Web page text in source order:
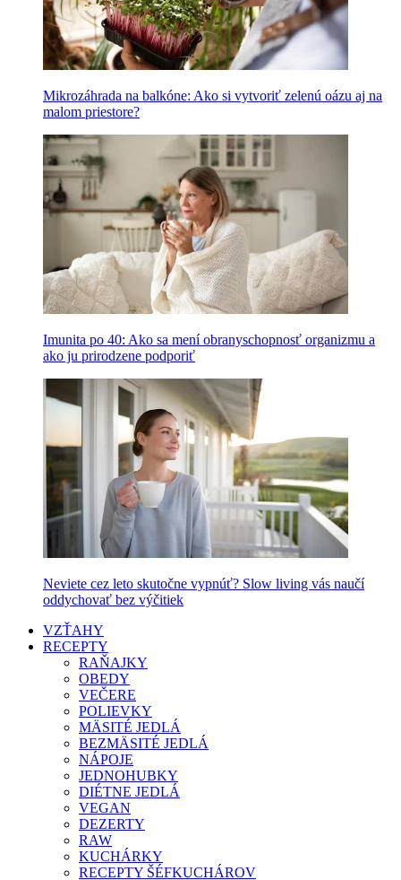
Mikrozáhrada na balkóne: Ako si vytvoriť zelenú oázu aj na
malom priestore?
Imunita po 40: Ako sa mení obranyschopnosť organizmu a
ako ju prirodzene podporiť
Neviete cez leto skutočne vypnúť? Slow living vás naučí
oddychovať bez výčitiek
VZŤAHY
RECEPTY
RAŇAJKY
OBEDY
VEČERE
POLIEVKY
MÄSITÉ JEDLÁ
BEZMÄSITÉ JEDLÁ
NÁPOJE
JEDNOHUBKY
DIÉTNE JEDLÁ
VEGAN
DEZERTY
RAW
KUCHÁRKY
RECEPTY ŠÉFKUCHÁROV